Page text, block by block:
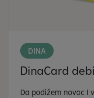
DINA
DinaCard
Da podižem novac I